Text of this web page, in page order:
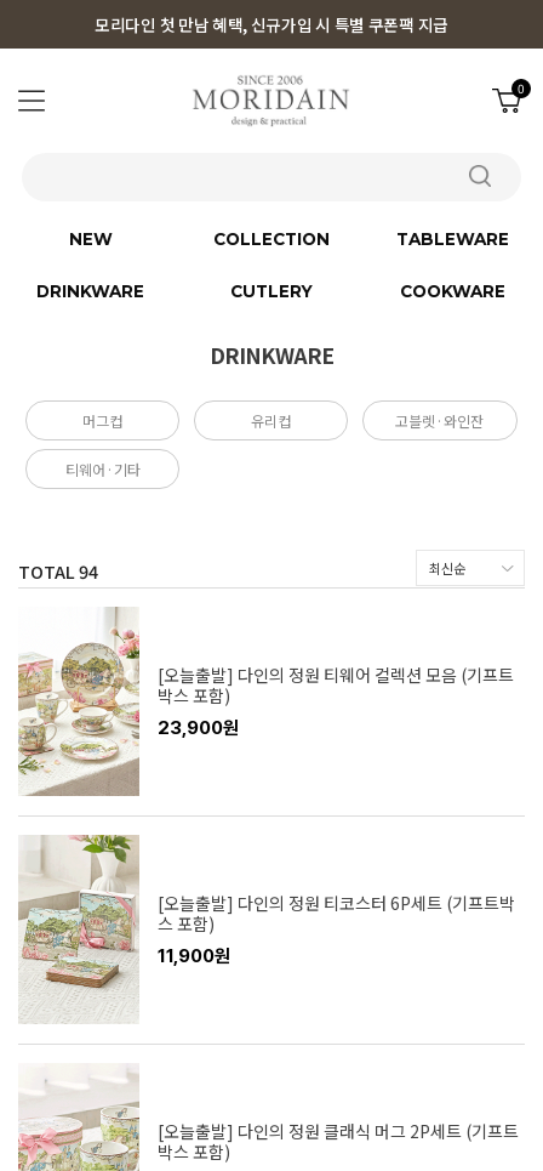
모리다인 첫 만남 혜택, 신규가입 시 특별 쿠폰팩 지급
0
NEW COLLECTION TABLEWARE
DRINKWARE CUTLERY COOKWARE
DRINKWARE
머그컵 유리컵 고블렛·와인잔
티웨어·기타
TOTAL94
[오늘출발] 다인의 정원 티웨어 컬렉션 모음 (기프트
박스 포함)
23,900원
[오늘출발] 다인의 정원 티코스터 6P세트 (기프트박
스 포함)
11,900원
[오늘출발] 다인의 정원 클래식 머그 2P세트 (기프트
박스 포함)